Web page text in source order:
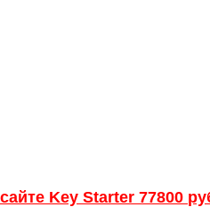
Key Starter 77800